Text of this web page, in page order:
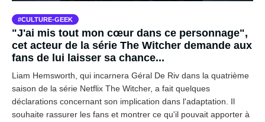
CULTURE-GEEK
"J'ai mis tout mon cœur dans ce personnage",
cet acteur de la série The Witcher demande aux
fans de lui laisser sa chance...
Liam Hemsworth, qui incarnera Géral De Riv dans la quatrième
saison de la série Netflix The Witcher, a fait quelques
déclarations concernant son implication dans l'adaptation. Il
souhaite rassurer les fans et montrer ce qu'il pouvait apporter à